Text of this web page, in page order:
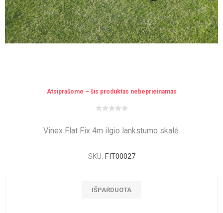
Atsiprašome – šis produktas nebeprieinamas
Vinex Flat Fix 4m ilgio lankstumo skalė
SKU: FIT00027
IŠPARDUOTA